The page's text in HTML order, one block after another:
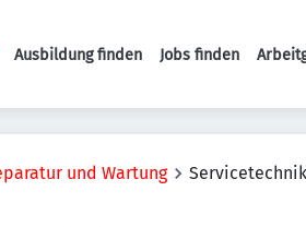
Ausbildung finden Jobs finden
und Wartung